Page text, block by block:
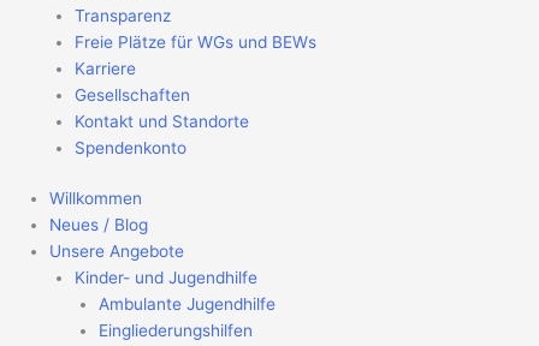
Transparenz
Freie Plätze für WGs und BEWs
Karriere
Gesellschaften
Kontakt und Standorte
Spendenkonto
Willkommen
Neues / Blog
Unsere Angebote
Kinder- und Jugendhilfe
Ambulante Jugendhilfe
Eingliederungshilfen